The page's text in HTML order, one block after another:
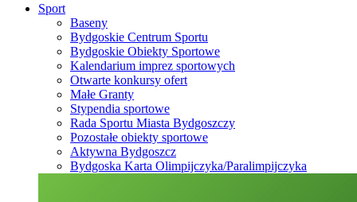
Sport
Baseny
Bydgoskie Centrum Sportu
Bydgoskie Obiekty Sportowe
Kalendarium imprez sportowych
Otwarte konkursy ofert
Małe Granty
Stypendia sportowe
Rada Sportu Miasta Bydgoszczy
Pozostałe obiekty sportowe
Aktywna Bydgoszcz
Bydgoska Karta Olimpijczyka/Paralimpijczyka